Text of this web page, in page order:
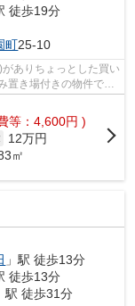
徒歩19分
町25-10
ありちょっとした買い
置き場付きの物件で
等：4,600円 )
12万円
㎡
」駅 徒歩13分
徒歩13分
駅 徒歩31分